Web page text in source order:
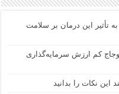
تأثیر این درمان بر سلامت
کم ارزش سرمایه‌گذاری
این نکات را بدانید